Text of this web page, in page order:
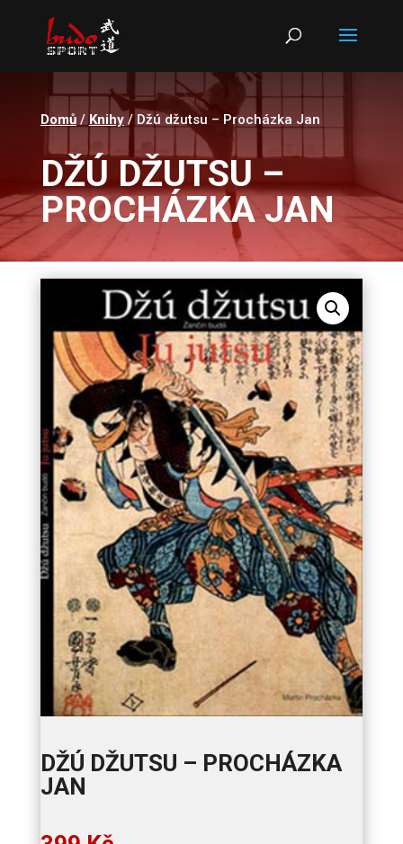
Products
search
Domů/ Knihy/ Džú džutsu – Procházka Jan
DŽÚ DŽUTSU –
PROCHÁZKA JAN
DŽÚ DŽUTSU – PROCHÁZKA
JAN